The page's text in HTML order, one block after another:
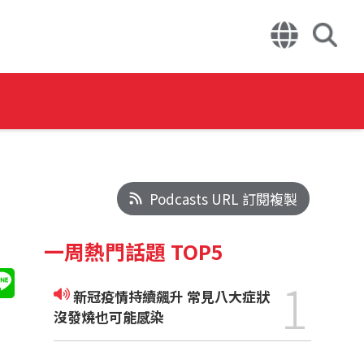
Podcasts URL 訂閱複製
一周熱門話題 TOP5
新冠疫情持續飆升 常見八大症狀
沒發燒也可能感染
1